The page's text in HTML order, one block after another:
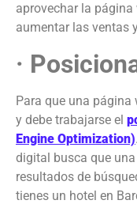
aprovechar la
aumentar las ventas
·
Para que una página
y debe trabajarse el
Engine Optimization)
digital busca que
resultados de
tienes un hotel en